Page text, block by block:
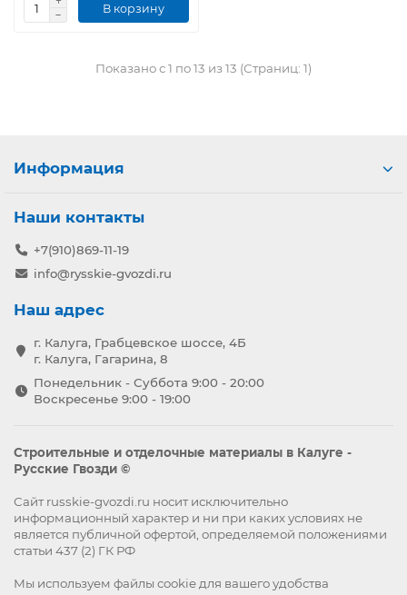
В корзину
Показано с 1 по 13 из 13 (Страниц: 1)
Информация
Наши контакты
+7(910)869-11-19
info@rysskie-gvozdi.ru
Наш адрес
г. Калуга, Грабцевское шоссе, 4Б
г. Калуга, Гагарина, 8
Понедельник - Суббота 9:00 - 20:00
Воскресенье 9:00 - 19:00
Строительные и отделочные материалы в Калуге -
Русские Гвозди ©
Сайт russkie-gvozdi.ru носит исключительно
информационный характер и ни при каких условиях не
является публичной офертой, определяемой положениями
статьи 437 (2) ГК РФ
Мы используем файлы cookie для вашего удобства